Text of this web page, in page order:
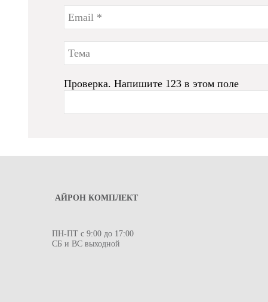
Проверка. Напишите 123 в этом поле
АЙРОН КОМПЛЕКТ
ПН-ПТ с 9:00 до 17:00
СБ и ВС выходной